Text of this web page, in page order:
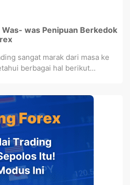
was Penipuan Berkedok
sangat marak dari masa ke
berbagai hal berikut...